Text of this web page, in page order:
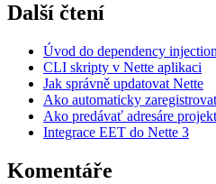
Další čtení
Úvod do dependency injection
CLI skripty v Nette aplikaci
Jak správně updatovat Nette
Ako automaticky
Ako predávať adresáre
Integrace EET do Nette 3
Komentáře